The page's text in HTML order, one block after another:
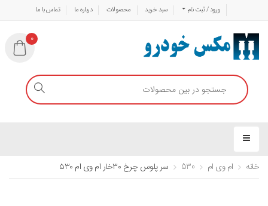
ورود / ثبت نام سبد خرید محصولات درباره ما تماس با ما
0
خانه ام وی ام 530 سر پلوس چرخ ۳۰خار ام وی ام ۵۳۰